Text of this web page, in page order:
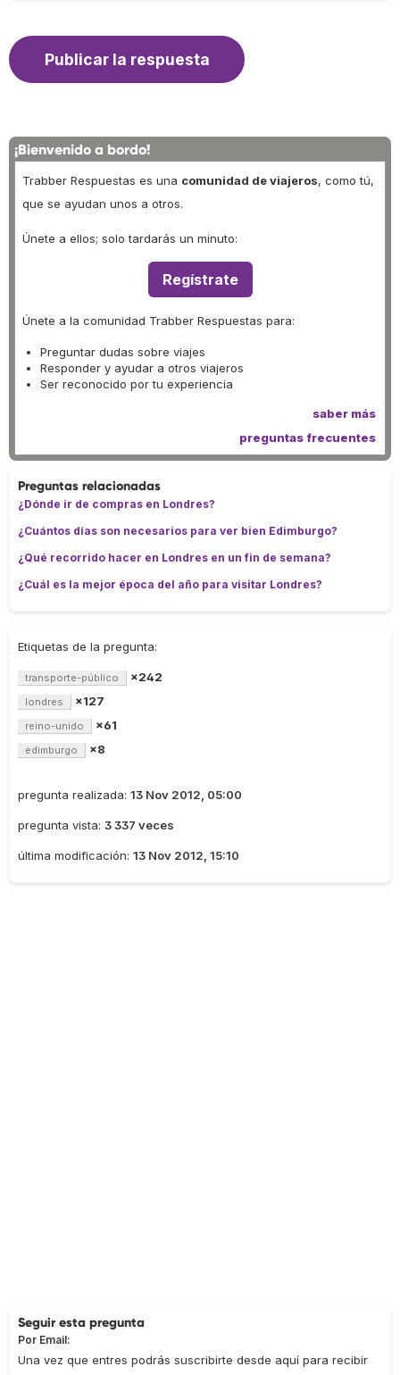
¡Bienvenido a bordo!
Trabber Respuestas es una comunidad de viajeros, como tú,
que se ayudan unos a otros.
Únete a ellos; solo tardarás un minuto:
Regístrate
Únete a la comunidad Trabber Respuestas para:
Preguntar dudas sobre viajes
Responder y ayudar a otros viajeros
Ser reconocido por tu experiencia
saber más
preguntas frecuentes
Preguntas relacionadas
¿Dónde ir de compras en Londres?
¿Cuántos días son necesarios para ver bien Edimburgo?
¿Qué recorrido hacer en Londres en un fin de semana?
¿Cuál es la mejor época del año para visitar Londres?
Etiquetas de la pregunta:
transporte-público ×242
londres ×127
reino-unido ×61
edimburgo ×8
pregunta realizada: 13 Nov 2012, 05:00
pregunta vista: 3 337 veces
última modificación: 13 Nov 2012, 15:10
Seguir esta pregunta
Por Email:
Una vez que entres podrás suscribirte desde aquí para recibir